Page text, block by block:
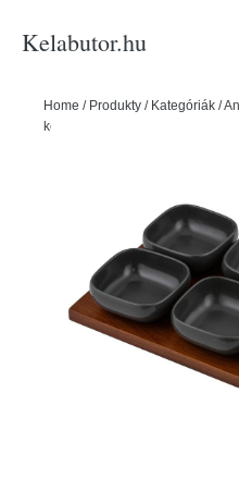
Kelabutor.hu
Home / Produkty / Kategóriák /
készlet 6 db-os Essentials –